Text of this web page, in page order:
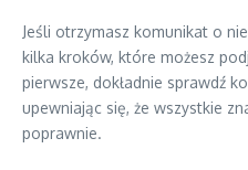
Jeśli otrzymasz komunikat o
kilka kroków, które możesz
pierwsze, dokładnie sprawdź
upewniając się, że wszystkie
poprawnie.